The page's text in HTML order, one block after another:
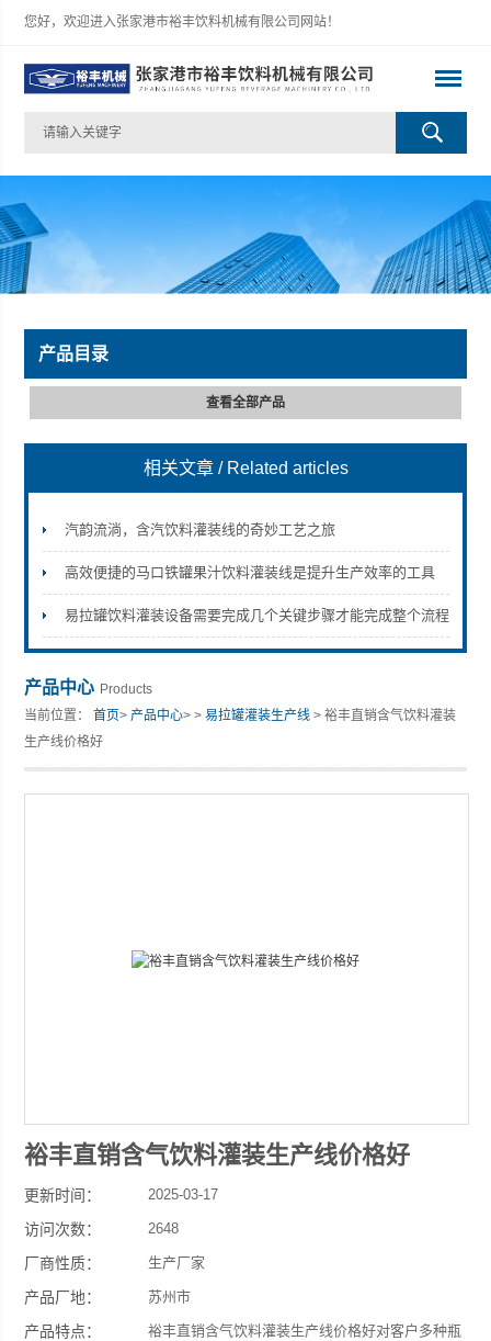
您好，欢迎进入张家港市裕丰饮料机械有限公司网站！
张家港市裕丰饮料机械有限公司
产品目录
查看全部产品
相关文章 / Related articles
汽韵流淌，含汽饮料灌装线的奇妙工艺之旅
高效便捷的马口铁罐果汁饮料灌装线是提升生产效率的工具
易拉罐饮料灌装设备需要完成几个关键步骤才能完成整个流程
产品中心 Products
当前位置：首页>产品中心> >易拉罐灌装生产线 > 裕丰直销含气饮料灌装
生产线价格好
裕丰直销含气饮料灌装生产线价格好
更新时间： 2025-03-17
访问次数： 2648
厂商性质： 生产厂家
产品厂地： 苏州市
产品特点：
裕丰直销含气饮料灌装生产线价格好对客户多种瓶